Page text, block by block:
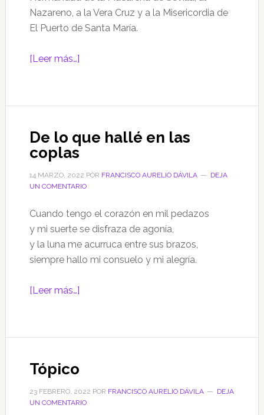
Nazareno, a la Vera Cruz y a la Misericordia de
El Puerto de Santa María.
[Leer más…]acerca
regreso
De lo que hallé en las
coplas
14 MARZO, 2022 POR FRANCISCO AURELIO DÁVILA
DEJA
UN COMENTARIO
Cuando tengo el corazón en mil pedazos
y mi suerte se disfraza de agonía,
y la luna me acurruca entre sus brazos,
siempre hallo mi consuelo y mi alegría.
[Leer más…]acerca
lo
hallé
las
Tópico
23 FEBRERO, 2022 POR FRANCISCO AURELIO DÁVILA
DEJA
UN COMENTARIO